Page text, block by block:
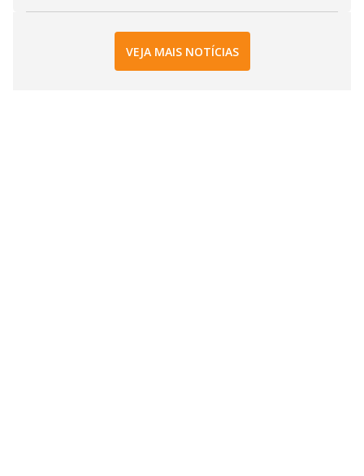
VEJA MAIS NOTÍCIAS